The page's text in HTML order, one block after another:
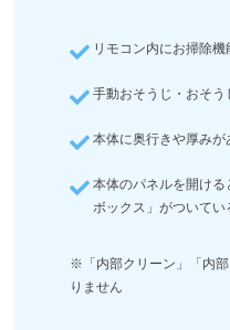
リモコン内にお掃除
手動おそうじ・おそう
本体に奥行きや厚みが
本体のパネルを開ける
ボックス」がついてい
※「内部クリーン」「内
りません